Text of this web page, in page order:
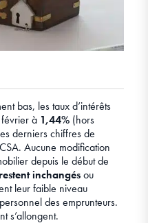
bas, les taux d’intérêts
à 1,44% (hors
derniers chiffres de
Aucune modification
depuis le début de
inchangésou
leur faible niveau
des emprunteurs.
s’allongent.